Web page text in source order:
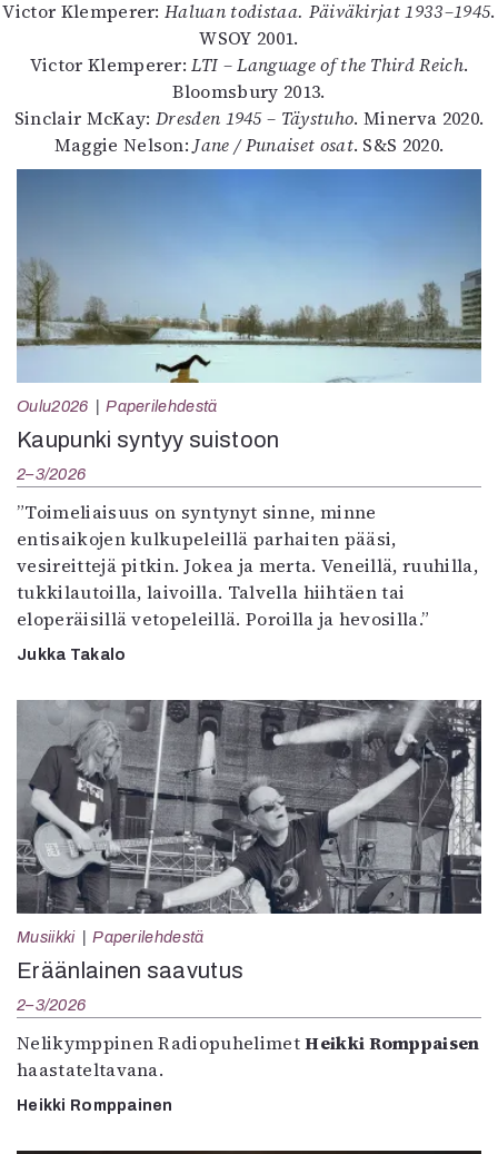
Victor Klemperer:Haluan todistaa. Päiväkirjat 1933–1945.
WSOY 2001.
Victor Klemperer:LTI – Language of the Third Reich.
Bloomsbury 2013.
Sinclair McKay: Dresden 1945 – Täystuho. Minerva 2020.
Maggie Nelson: Jane / Punaiset osat. S&S 2020.
Oulu2026 Paperilehdestä
Kaupunki syntyy suistoon
2–3/2026
”Toimeliaisuus on syntynyt sinne, minne
entisaikojen kulkupeleillä parhaiten pääsi,
vesireittejä pitkin. Jokea ja merta. Veneillä, ruuhilla,
tukkilautoilla, laivoilla. Talvella hiihtäen tai
eloperäisillä vetopeleillä. Poroilla ja hevosilla.”
Jukka Takalo
Musiikki Paperilehdestä
Eräänlainen saavutus
2–3/2026
Nelikymppinen RadiopuhelimetHeikki Romppaisen
haastateltavana.
Heikki Romppainen